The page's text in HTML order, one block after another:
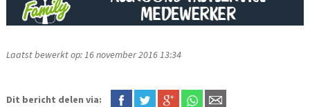
Laatst bewerkt op: 16 november 2016 13:34
Dit bericht delen via: